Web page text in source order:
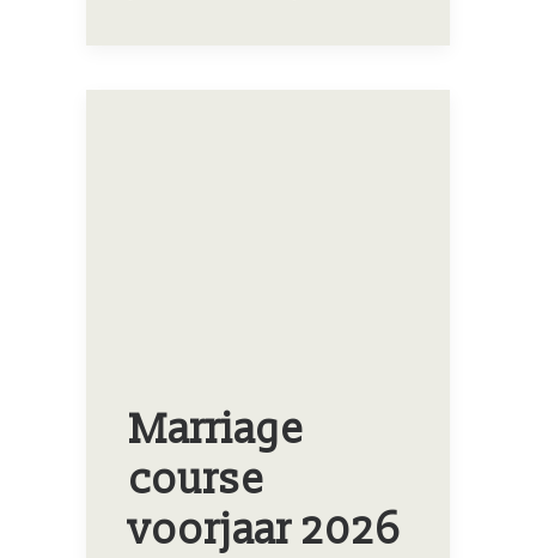
Marriage
course
voorjaar 2026